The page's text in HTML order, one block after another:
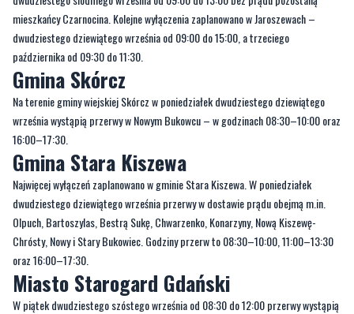
mieszkańcy Czarnocina. Kolejne wyłączenia zaplanowano w Jaroszewach –
dwudziestego dziewiątego września od 09:00 do 15:00, a trzeciego
października od 09:30 do 11:30.
Gmina Skórcz
Na terenie gminy wiejskiej Skórcz w poniedziałek dwudziestego dziewiątego
września wystąpią przerwy w Nowym Bukowcu – w godzinach 08:30–10:00 oraz
16:00–17:30.
Gmina Stara Kiszewa
Najwięcej wyłączeń zaplanowano w gminie Stara Kiszewa. W poniedziałek
dwudziestego dziewiątego września przerwy w dostawie prądu obejmą m.in.
Olpuch, Bartoszylas, Bestrą Sukę, Chwarzenko, Konarzyny, Nową Kiszewę-
Chrósty, Nowy i Stary Bukowiec. Godziny przerw to 08:30–10:00, 11:00–13:30
oraz 16:00–17:30.
Miasto Starogard Gdański
W piątek dwudziestego szóstego września od 08:30 do 12:00 przerwy wystąpią